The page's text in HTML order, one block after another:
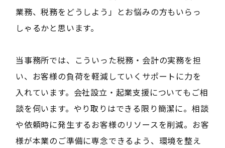
業務、税務をどうしよう」とお悩みの方もいらっ
しゃるかと思います。
当事務所では、こういった税務・会計の実務を担
い、お客様の負荷を軽減していくサポートに力を
入れています。会社設立・起業支援についてもご相
談を伺います。やり取りはできる限り簡潔に。相談
や依頼時に発生するお客様のリソースを削減。お客
様が本業のご準備に専念できるよう、環境を整え